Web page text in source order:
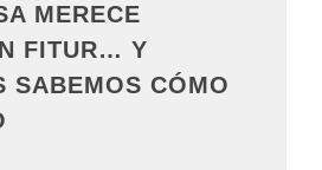
MERECE
FITUR… Y
SABEMOS CÓMO